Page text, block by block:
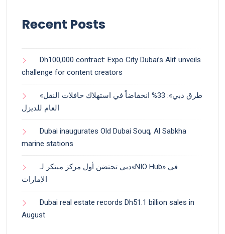
Recent Posts
Dh100,000 contract: Expo City Dubai’s Alif unveils
challenge for content creators
«طرق دبي»: 33% انخفاضاً في استهلاك حافلات النقل
العام للديزل
Dubai inaugurates Old Dubai Souq, Al Sabkha
marine stations
دبي تحتضن أول مركز مبتكر لـ«NIO Hub» في
الإمارات
Dubai real estate records Dh51.1 billion sales in
August